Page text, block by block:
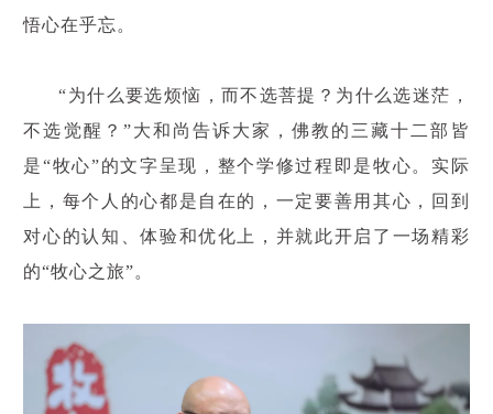
悟心在乎忘。
“为什么要选烦恼，而不选菩提？为什么选迷茫，
不选觉醒？”大和尚告诉大家，佛教的三藏十二部皆
是“牧心”的文字呈现，整个学修过程即是牧心。实际
上，每个人的心都是自在的，一定要善用其心，回到
对心的认知、体验和优化上，并就此开启了一场精彩
的“牧心之旅”。